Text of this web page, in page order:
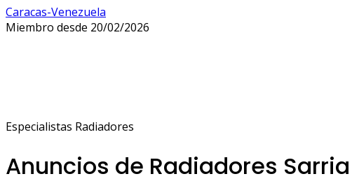
Caracas-Venezuela
Miembro desde 20/02/2026
Especialistas Radiadores
Anuncios de Radiadores Sarria